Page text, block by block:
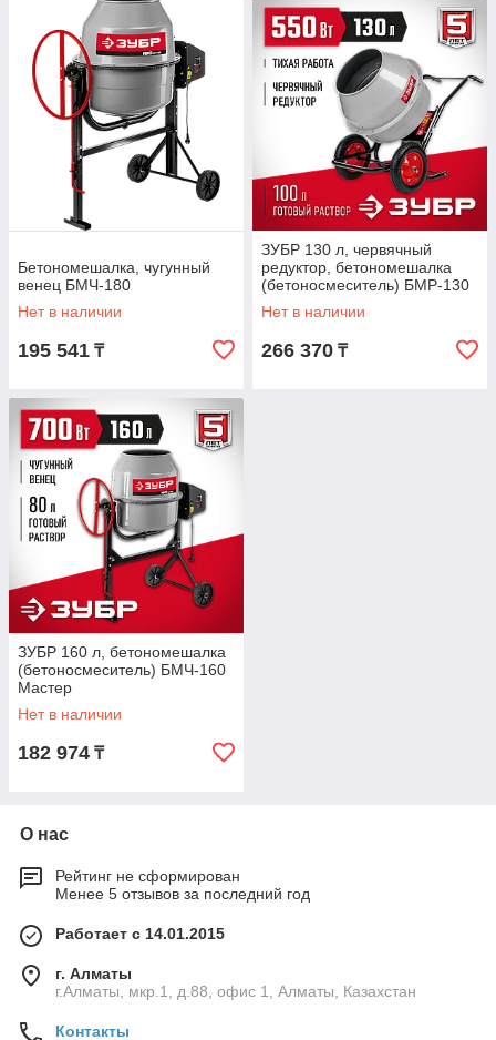
Бетономешалка, чугунный
венец БМЧ-180
Нет в наличии
195 541 ₸
ЗУБР 130 л, червячный
редуктор, бетономешалка
(бетоносмеситель) БМР-130
Мастер
Нет в наличии
266 370 ₸
ЗУБР 160 л, бетономешалка
(бетоносмеситель) БМЧ-160
Мастер
Нет в наличии
182 974 ₸
О нас
Рейтинг не сформирован
Менее 5 отзывов за последний год
Работает с 14.01.2015
г. Алматы
г.Алматы, мкр.1, д.88, офис 1, Алматы, Казахстан
Контакты